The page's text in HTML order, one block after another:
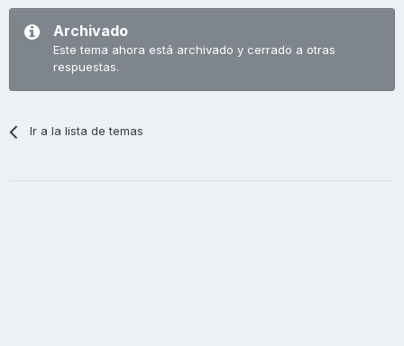
Archivado
Este tema ahora está archivado y cerrado a otras
respuestas.
Ir a la lista de temas